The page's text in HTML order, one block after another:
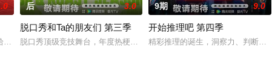
光”的氛围中，打造一家独具风格特色的田园餐厅。内容场景上，除餐厅本体
后
3.0
脱口秀和Ta的朋友们 第三季
脱口秀顶级竞技舞台，年度热梗发源地，2026夏天准时快乐
9期
9.0
开始推理吧 第四季
精彩推理的诞生，洞察力、判断力